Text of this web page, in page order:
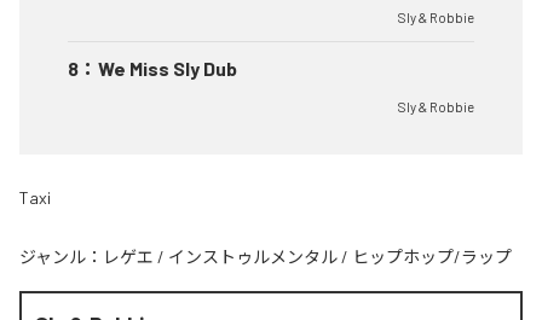
Sly & Robbie
8 ： We Miss Sly Dub
Sly & Robbie
Taxi
ジャンル： レゲエ / インストゥルメンタル / ヒップホップ/ラップ